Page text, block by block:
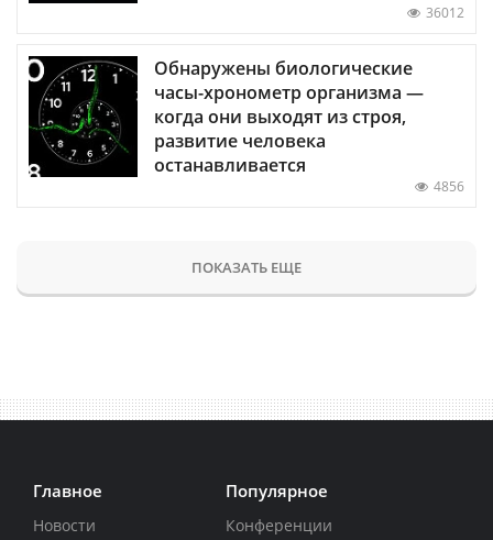
36012
Обнаружены биологические
часы-хронометр организма —
когда они выходят из строя,
развитие человека
останавливается
4856
ПОКАЗАТЬ ЕЩЕ
Главное
Новости
Популярное
Конференции